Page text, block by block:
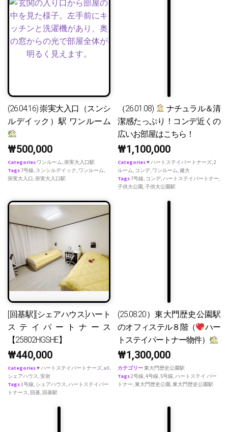
(26.04.16) 崇実大入口（スンシ
ルデイック）駅 ワンルーム
₩500,000
Categories ワンルーム,崇実大入口駅
Tags7号線, スンシルデイック , ワンルーム,
崇実大入口,崇実大入口駅
（26.01.08)
ナチュラル＆清
潔感たっぷり！コンデ近くの
広いお部屋はこちら！
₩1,100,000
Categories♥ ハートステイパートナーズ,2
ルーム, コンデ, ワンルーム,健大
Tags7号線, コンデ,ハートステイパートナー,
子供大公園,子供大公園駅
[回基駅][シェアハウス]ハート
ステイパートナース
【25802HGSHE】
₩440,000
Categories♥ ハートステイパートナーズ,all,
シェアハウス,安岩
Tags1号線, シェアハウス,ハートステイパー
トナース, 回基, 回基駅
(25.08.20）東大門歴史公園駅
のオフィステル８階（
ハー
トステイパートナー物件）
₩1,300,000
カテゴリー東大門歴史公園駅
Tags2号線,4号線, 5号線,ハートステイ パー
トナー,東大門歴史公園 ,東大門歴史公園駅